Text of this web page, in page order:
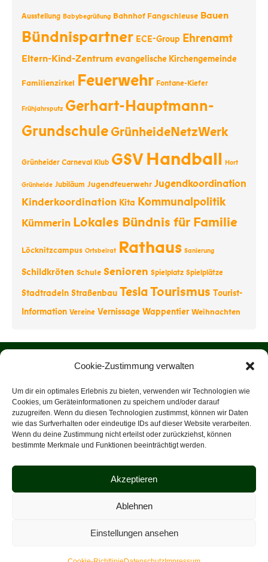
Cookie-Zustimmung verwalten
Um dir ein optimales Erlebnis zu bieten, verwenden wir Technologien wie
Cookies, um Geräteinformationen zu speichern und/oder darauf
zuzugreifen. Wenn du diesen Technologien zustimmst, können wir Daten
wie das Surfverhalten oder eindeutige IDs auf dieser Website verarbeiten.
Wenn du deine Zustimmung nicht erteilst oder zurückziehst, können
bestimmte Merkmale und Funktionen beeinträchtigt werden.
Akzeptieren
Ablehnen
Einstellungen ansehen
Ausstellung Babybegrüßung Bahnhof Fangschleuse Bauen
Bündnispartner ECE-Group Ehrenamt
Eltern-Kind-Zentrum evangelische Kirchengemeinde
Familienzirkel Feuerwehr Fontane-Kiefer
Frühjahrsputz Gerhart-Hauptmann-
GrundschuleGrünheideNetzWerk
Grünheider Carneval Klub GSVHandball Hort
Grünheide Jubiläum Jugendfeuerwehr Jugendkoordination
Kinderkoordination Kita Kommunalpolitik
Kümmerin Lokales Bündnis für Familie
Löcknitzcampus Ortsbeirat Rathaus Sanierung
Schildkröten Schule Senioren Spielplatz Spielplätze
Stadtradeln Straßenbau TeslaTourismus Tourist-
Information Vereine Vernissage Wappentier Weihnachten
Über uns
Rathaus
Tourist-Information
Veranstaltungen
Datenschutz
2026 © Gemeinde Grünheide (Mark)